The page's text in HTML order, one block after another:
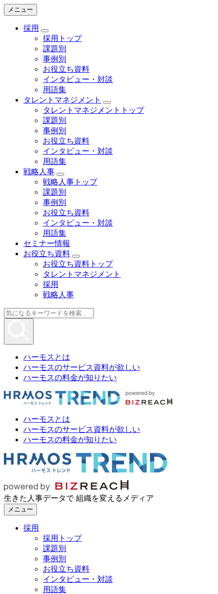
メニュー
採用
採用トップ
課題別
事例別
お役立ち資料
インタビュー・対談
用語集
タレントマネジメント
タレントマネジメントトップ
課題別
事例別
お役立ち資料
インタビュー・対談
用語集
戦略人事
戦略人事トップ
課題別
事例別
お役立ち資料
インタビュー・対談
用語集
セミナー情報
お役立ち資料
お役立ち資料トップ
タレントマネジメント
採用
戦略人事
ハーモスとは
ハーモスのサービス資料が欲しい
ハーモスの料金が知りたい
ハーモスとは
ハーモスのサービス資料が欲しい
ハーモスの料金が知りたい
生きた人事データで 組織を変えるメディア
メニュー
採用
採用トップ
課題別
事例別
お役立ち資料
インタビュー・対談
用語集